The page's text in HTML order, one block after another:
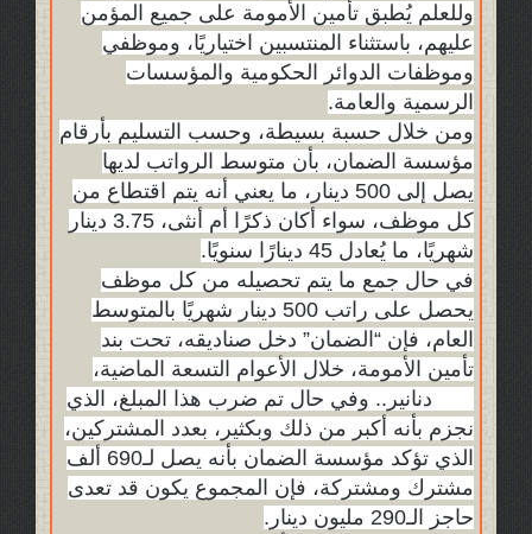
وللعلم يُطبق تأمين الأمومة على جميع المؤمن
عليهم، باستثناء المنتسبين اختياريًا، وموظفي
وموظفات الدوائر الحكومية والمؤسسات
الرسمية والعامة.
ومن خلال حسبة بسيطة، وحسب التسليم بأرقام
مؤسسة الضمان، بأن متوسط الرواتب لديها
يصل إلى 500 دينار، ما يعني أنه يتم اقتطاع من
كل موظف، سواء أكان ذكرًا أم أنثى، 3.75 دينار
شهريًا، ما يُعادل 45 دينارًا سنويًا.
في حال جمع ما يتم تحصيله من كل موظف
يحصل على راتب 500 دينار شهريًا بالمتوسط
العام، فإن “الضمان” دخل صناديقه، تحت بند
تأمين الأمومة، خلال الأعوام التسعة الماضية،
405 دنانير.. وفي حال تم ضرب هذا المبلغ، الذي
نجزم بأنه أكبر من ذلك وبكثير، بعدد المشتركين،
الذي تؤكد مؤسسة الضمان بأنه يصل لـ690 ألف
مشترك ومشتركة، فإن المجموع يكون قد تعدى
حاجز الـ290 مليون دينار.